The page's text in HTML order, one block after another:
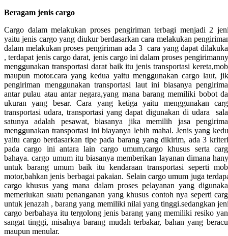
Beragam jenis cargo
Cargo dalam melakukan proses pengiriman terbagi menjadi 2
yaitu jenis cargo yang diukur berdasarkan cara melakukan
dalam melakukan proses pengiriman ada 3 cara yang dapat
, terdapat jenis cargo darat, jenis cargo ini dalam proses
menggunakan transportasi darat baik itu jenis transportasi
maupun motor.cara yang kedua yaitu menggunakan cargo laut,
pengiriman menggunakan transportasi laut ini biasanya
antar pulau atau antar negara,yang mana barang memiliki bobot
ukuran yang besar. Cara yang ketiga yaitu menggunakan
transportasi udara, transportasi yang dapat digunakan di udara
satunya adalah pesawat, biasanya jika memilih jasa
menggunakan transportasi ini biayanya lebih mahal. Jenis yang
yaitu cargo berdasarkan tipe pada barang yang dikirim, ada 3
pada cargo ini antara lain cargo umum,cargo khusus serta
bahaya. cargo umum itu biasanya memberikan layanan dimana
untuk barang umum baik itu kendaraan transportasi seperti
motor,bahkan jenis berbagai pakaian. Selain cargo umum juga
cargo khusus yang mana dalam proses pelayanan yang
memerlukan suatu penanganan yang khusus contoh nya seperti
untuk jenazah , barang yang memiliki nilai yang tinggi.sedangkan
cargo berbahaya itu tergolong jenis barang yang memiliki resiko
sangat tinggi, misalnya barang mudah terbakar, bahan yang
maupun menular.